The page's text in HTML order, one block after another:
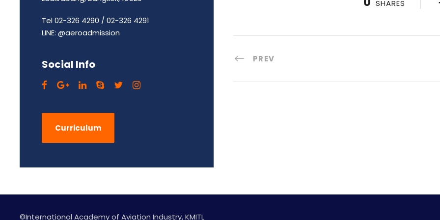
SHARES
PREV
Tel 02-326 4290 / 02-326 4291
LINE: @aeroadmission
Social Info
Curriculum
©International Academy of Aviation Industry, KMITL